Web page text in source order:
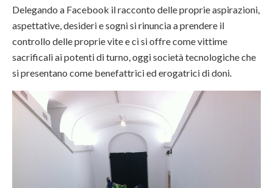
Delegando a Facebook il racconto delle proprie aspirazioni,
aspettative, desideri e sogni si rinuncia a prendere il
controllo delle proprie vite e ci si offre come vittime
sacrificali ai potenti di turno, oggi società tecnologiche che
si presentano come benefattrici ed erogatrici di doni.